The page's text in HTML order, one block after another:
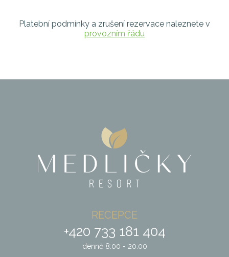
Platební podmínky a zrušení rezervace naleznete v
provozním řádu
RECEPCE
+420 733 181 404
denně 8:00 - 20:00